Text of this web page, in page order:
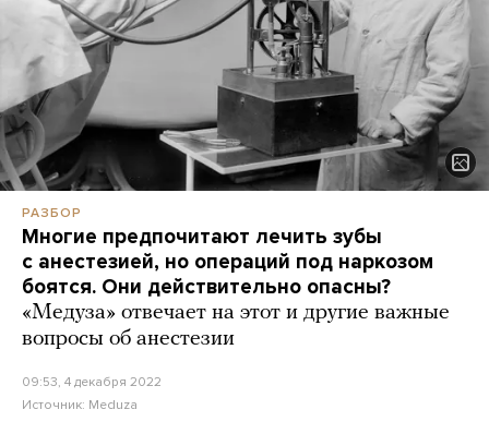
РАЗБОР
Многие предпочитают лечить зубы
с анестезией, но операций под наркозом
боятся. Они действительно опасны?
«Медуза» отвечает на этот и другие важные
вопросы об анестезии
09:53, 4 декабря 2022
Источник: Meduza